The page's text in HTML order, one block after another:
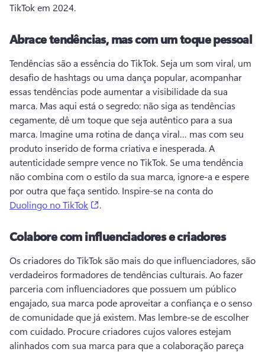
TikTok em 2024.
Abrace tendências, mas com um toque pessoal
Tendências são a essência do TikTok. Seja um som viral, um
desafio de hashtags ou uma dança popular, acompanhar
essas tendências pode aumentar a visibilidade da sua
marca. Mas aqui está o segredo: não siga as tendências
cegamente, dê um toque que seja autêntico para a sua
marca. Imagine uma rotina de dança viral… mas com seu
produto inserido de forma criativa e inesperada. A
autenticidade sempre vence no TikTok. Se uma tendência
não combina com o estilo da sua marca, ignore-a e espere
por outra que faça sentido. Inspire-se na conta do
Duolingo no TikTok
.
Colabore com influenciadores e criadores
Os criadores do TikTok são mais do que influenciadores, são
verdadeiros formadores de tendências culturais. Ao fazer
parceria com influenciadores que possuem um público
engajado, sua marca pode aproveitar a confiança e o senso
de comunidade que já existem. Mas lembre-se de escolher
com cuidado. Procure criadores cujos valores estejam
alinhados com sua marca para que a colaboração pareça